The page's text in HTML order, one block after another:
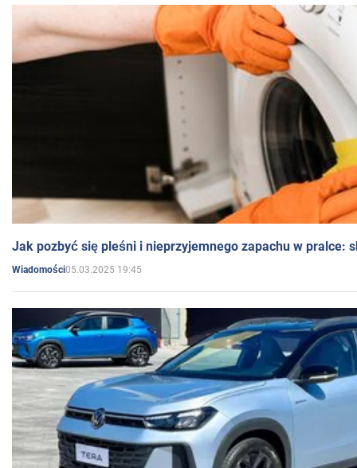
Jak pozbyć się pleśni i nieprzyjemnego zapachu w pralce:
Wiadomości05.03.2025 19:45